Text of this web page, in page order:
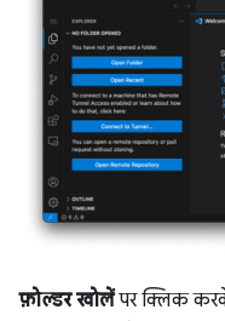
फ़ोल्डर खोलेंपर क्लिक